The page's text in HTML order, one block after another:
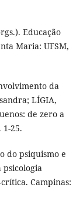
Educação
Maria: UFSM,
da
LÍGIA,
de zero a
25.
do psiquismo e
psicologia
Campinas: